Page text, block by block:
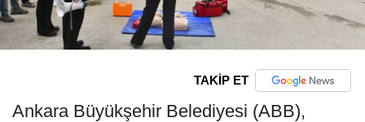
TAKİP ET
Ankara Büyükşehir Belediyesi (ABB),